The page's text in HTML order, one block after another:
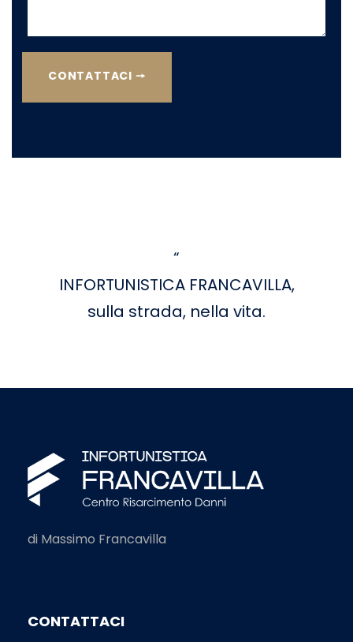
“
INFORTUNISTICA FRANCAVILLA,
sulla strada, nella vita.
di Massimo Francavilla
CONTATTACI